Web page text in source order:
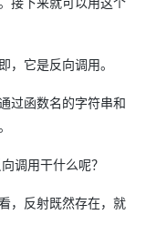
，它是反向调用。
过函数名的字符串和
调用干什么呢？
，反射既然存在，就